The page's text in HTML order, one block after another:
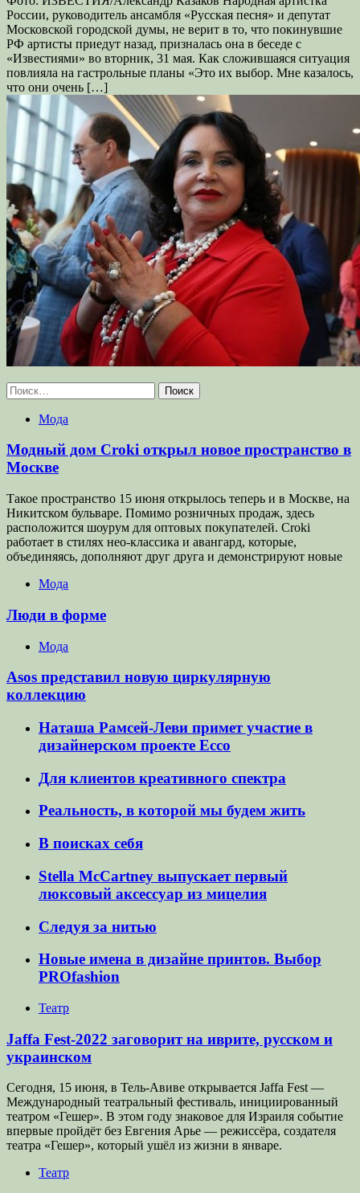
России, руководитель ансамбля «Русская песня» и депутат
Московской городской думы, не верит в то, что покинувшие
РФ артисты приедут назад, призналась она в беседе с
«Известиями» во вторник, 31 мая. Как сложившаяся ситуация
повлияла на гастрольные планы «Это их выбор. Мне казалось,
что они очень […]
Найти:
Мода
Модный дом Croki открыл новое пространство в
Москве
Такое пространство 15 июня открылось теперь и в Москве, на
Никитском бульваре. Помимо розничных продаж, здесь
расположится шоурум для оптовых покупателей. Croki
работает в стилях нео-классика и авангард, которые,
объединяясь, дополняют друг друга и демонстрируют новые
Мода
Люди в форме
Мода
Asos представил новую циркулярную
коллекцию
Наташа Рамсей-Леви примет участие в
дизайнерском проекте Ecco
Для клиентов креативного спектра
Реальность, в которой мы будем жить
В поисках себя
Stella McCartney выпускает первый
люксовый аксессуар из мицелия
Следуя за нитью
Новые имена в дизайне принтов. Выбор
PROfashion
Театр
Jaffa Fest-2022 заговорит на иврите, русском и
украинском
Сегодня, 15 июня, в Тель-Авиве открывается Jaffa Fest —
Международный театральный фестиваль, инициированный
театром «Гешер». В этом году знаковое для Израиля событие
впервые пройдёт без Евгения Арье — режиссёра, создателя
театра «Гешер», который ушёл из жизни в январе.
Театр